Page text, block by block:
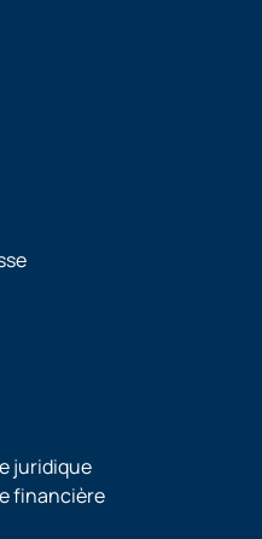
juridique
financière